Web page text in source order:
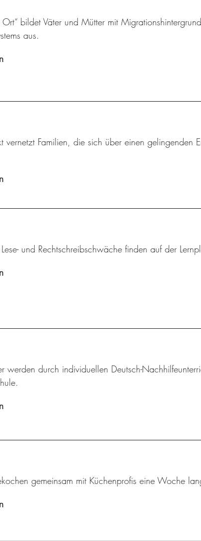
Ort“ bildet Väter und Mütter mit
aus.
vernetzt Familien, die sich über einen gelingenden
und Rechtschreibschwäche finden auf der
werden durch individuellen Deutsch-
gemeinsam mit Küchenprofis eine Woche